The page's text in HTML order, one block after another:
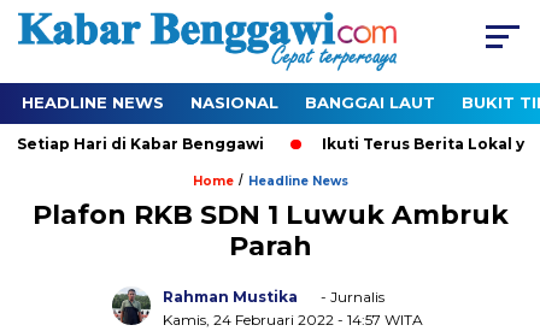
HEADLINE NEWS NASIONAL BANGGAI LAUT BUKIT
Hari di Kabar Benggawi Ikuti Terus Berita Lokal yang
Home/ Headline News
Plafon RKB SDN 1 Luwuk Ambruk
Parah
Rahman Mustika
- Jurnalis
Kamis, 24 Februari 2022 - 14:57 WITA